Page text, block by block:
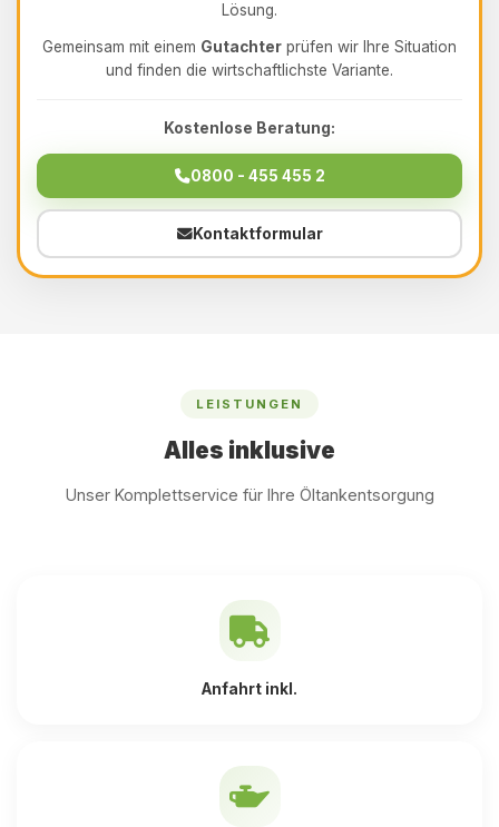
Lösung.
Gemeinsam mit einem Gutachter prüfen wir Ihre Situation
und finden die wirtschaftlichste Variante.
Kostenlose Beratung:
0800 - 455 455 2
Kontaktformular
LEISTUNGEN
Alles inklusive
Unser Komplettservice für Ihre Öltankentsorgung
Anfahrt inkl.